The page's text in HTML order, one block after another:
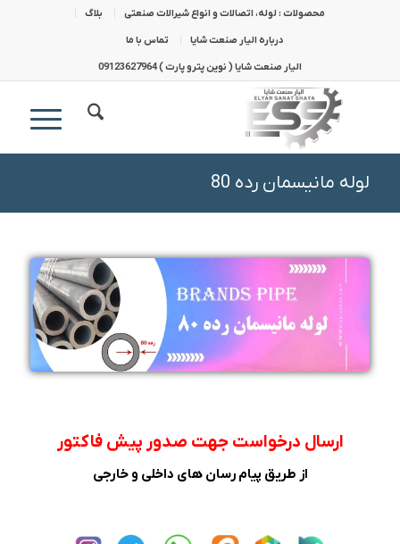
محصولات : لوله، اتصالات و انواع شیرالات صنعتی بلاگ
درباره الیار صنعت شایا تماس با ما
الیار صنعت شایا ( نوین پترو پارت ) 09123627964
لوله مانیسمان رده 80
ارسال درخواست جهت صدور پیش فاکتور
از طریق پیام رسان های داخلی و خارجی